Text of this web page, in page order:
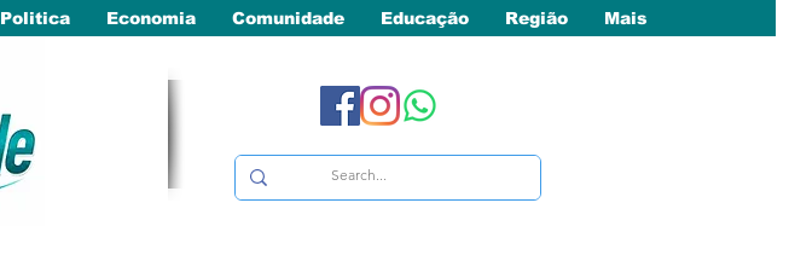
Politica Economia Comunidade Educação Região Mais